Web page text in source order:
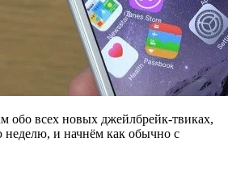
обо всех новых джейлбрейк-твиках,
и начнём как обычно с